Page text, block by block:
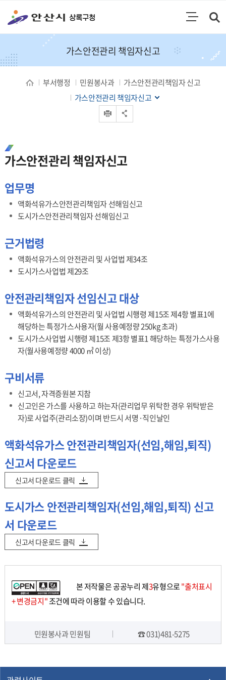
주메뉴
가스안전관리 책임자신고
부서행정 민원봉사과
가스안전관리책임자 신고
가스안전관리 책임자신고
가스안전관리 책임자신고
업무명
액화석유가스안전관리책임자 선해임신고
도시가스안전관리책임자 선해임신고
근거법령
액화석유가스의 안전관리 및 사업법 제34조
도시가스사업법 제29조
안전관리책임자 선임신고 대상
액화석유가스의 안전관리 및 사업법 시행령 제15조 제4항 별표1에
해당하는 특정가스사용자(월 사용예정량 250kg 초과)
도시가스사업법 시행령 제15조 제3항 별표1 해당하는 특정가스사용
자(월사용예정량 4000 ㎥ 이상)
구비서류
신고서, 자격증원본 지참
신고인은 가스를 사용하고 하는자(관리업무 위탁한 경우 위탁받은
자)로 사업주(관리소장)이며 반드시 서명·직인날인
액화석유가스 안전관리책임자(선임,해임,퇴직)
신고서 다운로드
신고서 다운로드 클릭
도시가스 안전관리책임자(선임,해임,퇴직) 신고
서 다운로드
신고서 다운로드 클릭
본 저작물은 공공누리 제3유형으로"출처표시
+ 변경금지"조건에 따라 이용할 수 있습니다.
민원봉사과 민원팀 ☎ 031)481-5275